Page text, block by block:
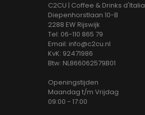
C2CU | Coffee & Drinks d'Italia
Diepenhorstlaan 10-B
2288 EW Rijswijk
Tel: 06-110 865 79
Email: info@c2cu.nl
KvK: 92471986
Btw: NL866062579B01
Openingstijden
Maandag t/m Vrijdag
09:00 - 17:00